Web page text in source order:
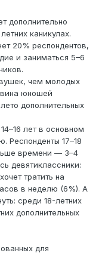
дополнительно
каникулах.
20% респондентов,
и заниматься 5–6
чем молодых
юношей
дополнительных
лет в основном
Респонденты 17–18
времени — 3–4
девятиклассники:
тратить на
в неделю (6%). А
среди 18-летних
дополнительных
для